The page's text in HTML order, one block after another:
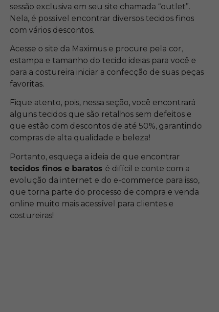
sessão exclusiva em seu site chamada “outlet”.
Nela, é possível encontrar diversos tecidos finos
com vários descontos.
Acesse o site da Maximus e procure pela cor,
estampa e tamanho do tecido ideias para você e
para a costureira iniciar a confecção de suas peças
favoritas.
Fique atento, pois, nessa seção, você encontrará
alguns tecidos que são retalhos sem defeitos e
que estão com descontos de até 50%, garantindo
compras de alta qualidade e beleza!
Portanto, esqueça a ideia de que encontrar
tecidos finos e baratos é difícil e conte com a
evolução da internet e do e-commerce para isso,
que torna parte do processo de compra e venda
online muito mais acessível para clientes e
costureiras!